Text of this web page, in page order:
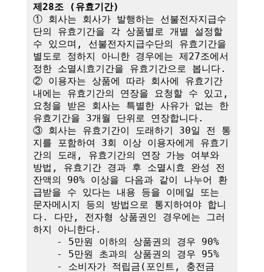
제28조 (유효기간)
① 회사는 회사가 발행하는 선불전자지급수
단의 유효기간을 각 상품별로 개별 설정할
수 있으며, 선불전자지급수단의 유효기간을
별도로 정하지 아니한 경우에는 제27조에서
정한 소멸시효기간을 유효기간으로 봅니다.
② 이용자는 상품에 따라 회사에 유효기간
내에는 유효기간의 연장을 요청할 수 있고,
요청을 받은 회사는 특별한 사유가 없는 한
유효기간을 3개월 단위로 연장합니다.
③ 회사는 유효기간이 도래하기 30일 전 통
지를 포함하여 3회 이상 이용자에게 유효기
간의 도래, 유효기간의 연장 가능 여부와
방법, 유효기간 경과 후 소멸시효 완성 전
잔액의 90% 이상을 다음과 같이 나누어 환
급받을 수 있다는 내용 등을 이메일 또는
문자메시지 등의 방법으로 통지하여야 합니
다. 다만, 전자형 상품권인 경우에는 그러
하지 아니한다.